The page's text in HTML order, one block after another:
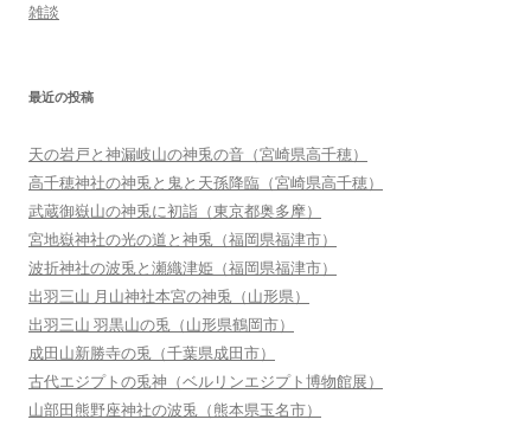
雑談
最近の投稿
天の岩戸と神漏岐山の神兎の音（宮崎県高千穂）
高千穂神社の神兎と鬼と天孫降臨（宮崎県高千穂）
武蔵御嶽山の神兎に初詣（東京都奥多摩）
宮地嶽神社の光の道と神兎（福岡県福津市）
波折神社の波兎と瀬織津姫（福岡県福津市）
出羽三山 月山神社本宮の神兎（山形県）
出羽三山 羽黒山の兎（山形県鶴岡市）
成田山新勝寺の兎（千葉県成田市）
古代エジプトの兎神（ベルリンエジプト博物館展）
山部田熊野座神社の波兎（熊本県玉名市）